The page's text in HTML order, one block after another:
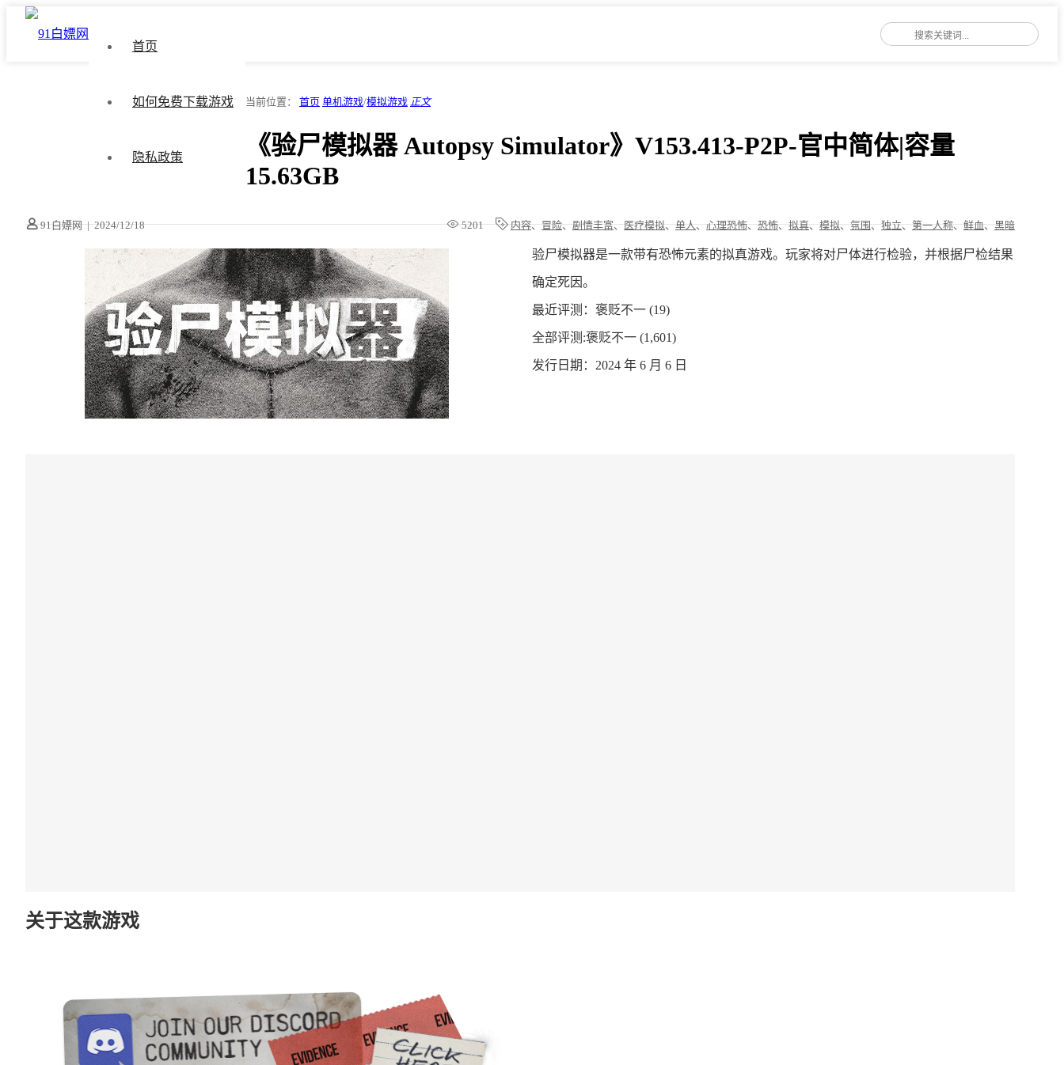
首页
如何免费下载游戏
隐私政策
当前位置： 首页 单机游戏/模拟游戏 正文
《验尸模拟器 Autopsy Simulator》V153.413-P2P-官中简体|容量
15.63GB
91白嫖网 | 2024/12/18 5201 内容、冒险、剧情丰富、医疗模拟、单人、心理恐怖、恐怖、拟真、模拟、氛围、独立、第一人称、鲜血、黑暗
验尸模拟器是一款带有恐怖元素的拟真游戏。玩家将对尸体进行检验，并根据尸检结果
确定死因。
最近评测： 褒贬不一 (19)
全部评测:褒贬不一 (1,601)
发行日期：2024 年 6 月 6 日
关于这款游戏